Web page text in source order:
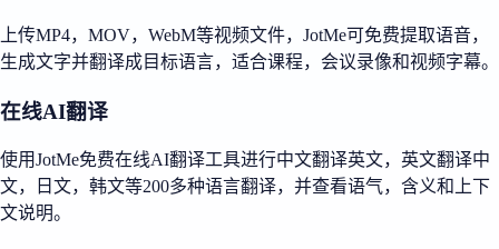
上传MP4，MOV，WebM等视频文件，JotMe可免费提取语音，
生成文字并翻译成目标语言，适合课程，会议录像和视频字幕。
在线AI翻译
使用JotMe免费在线AI翻译工具进行中文翻译英文，英文翻译中
文，日文，韩文等200多种语言翻译，并查看语气，含义和上下
文说明。